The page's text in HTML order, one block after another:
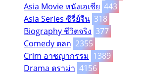
Asia Movie หนังเอเชีย 443
Asia Series ซีรี่ย์จีน 318
Biography ชีวิตจริง 377
Comedy ตลก 2355
Crim อาชญากรรม 1389
Drama ดราม่า 4156